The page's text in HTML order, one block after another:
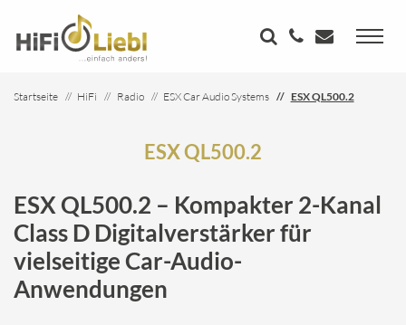
Startseite HiFi Radio ESX Car Audio Systems ESX QL500.2
ESX QL500.2
ESX QL500.2 – Kompakter 2-Kanal
Class D Digitalverstärker für
vielseitige Car-Audio-
Anwendungen